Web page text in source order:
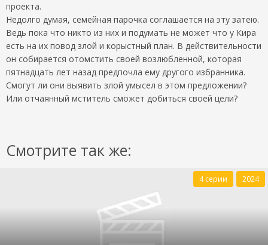
проекта.
Недолго думая, семейная парочка соглашается на эту затею.
Ведь пока что никто из них и подумать не может что у Кира
есть на их повод злой и корыстный план. В действительности
он собирается отомстить своей возлюбленной, которая
пятнадцать лет назад предпочла ему другого избранника.
Смогут ли они выявить злой умысел в этом предложении?
Или отчаянный мститель сможет добиться своей цели?
Смотрите так же:
4 серии 2024